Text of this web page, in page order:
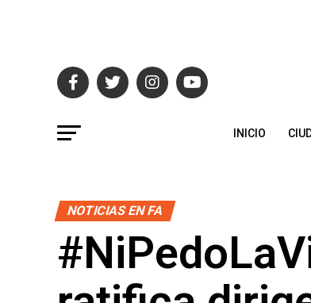
INICIO
NOTICIAS EN FA